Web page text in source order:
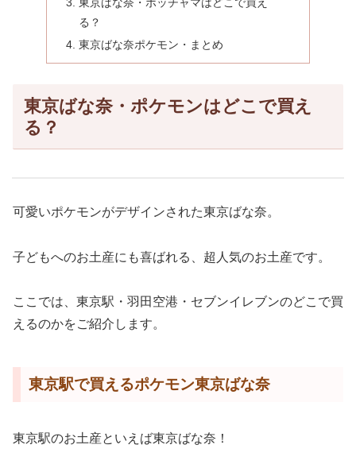
東京ばな奈・ポッチャマはどこで買え
る？
東京ばな奈ポケモン・まとめ
東京ばな奈・ポケモンはどこで買え
る？
可愛いポケモンがデザインされた東京ばな奈。
子どもへのお土産にも喜ばれる、超人気のお土産です。
ここでは、東京駅・羽田空港・セブンイレブンのどこで買
えるのかをご紹介します。
東京駅で買えるポケモン東京ばな奈
東京駅のお土産といえば東京ばな奈！